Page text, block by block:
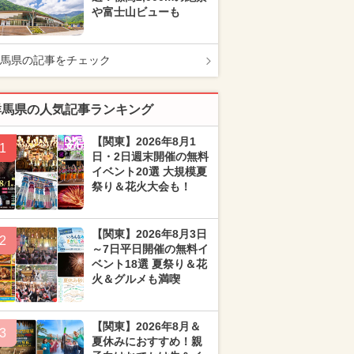
や富士山ビューも
県の記事をチェック
県の人気記事ランキング
1
【関東】2026年8月1
日・2日週末開催の無料
イベント20選 大規模夏
祭り＆花火大会も！
2
【関東】2026年8月3日
～7日平日開催の無料イ
ベント18選 夏祭り＆花
火＆グルメも満喫
3
【関東】2026年8月＆
夏休みにおすすめ！親